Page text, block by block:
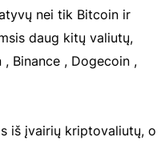
nei tik Bitcoin ir
daug kitų valiutų,
Binance , Dogecoin ,
iš įvairių kriptovaliutų, o